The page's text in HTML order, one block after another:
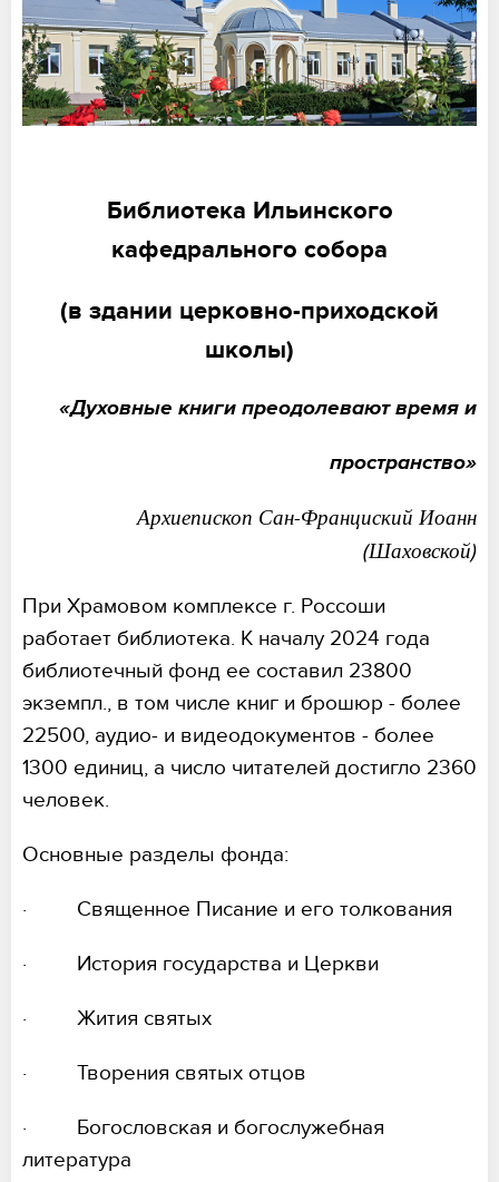
Библиотека Ильинского
кафедрального собора
(в здании церковно-приходской
школы)
«Духовные книги преодолевают время и
пространство»
Архиепископ Сан-Франциский Иоанн
(Шаховской)
При Храмовом комплексе г. Россоши
работает библиотека. К началу 2024 года
библиотечный фонд ее составил 23800
экземпл., в том числе книг и брошюр - более
22500, аудио- и видеодокументов - более
1300 единиц, а число читателей достигло 2360
человек.
Основные разделы фонда:
· Священное Писание и его толкования
· История государства и Церкви
· Жития святых
· Творения святых отцов
· Богословская и богослужебная
литература